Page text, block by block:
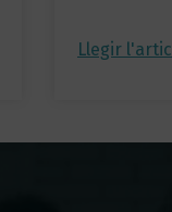
Llegir